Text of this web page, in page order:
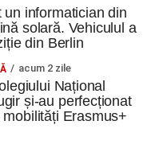
să înțelegem că
politici europene și
să reparăm înainte să
cumpărăm și să găsim
deja”.
informatician din
solară. Vehiculul a
din Berlin
acum 2 zile
Național
și-au perfecționat
Erasmus+